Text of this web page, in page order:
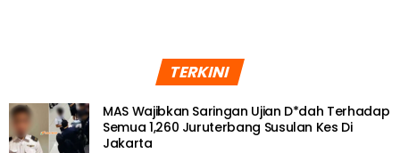
TERKINI
MAS Wajibkan Saringan Ujian D*dah Terhadap
Semua 1,260 Juruterbang Susulan Kes Di
Jakarta